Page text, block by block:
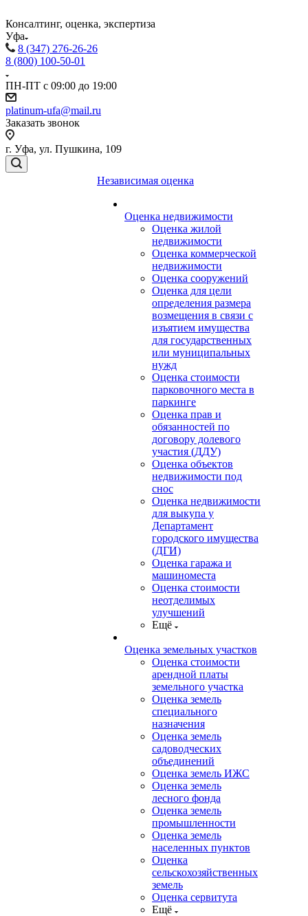
Консалтинг, оценка, экспертиза
Уфа
8 (347) 276-26-26
8 (800) 100-50-01
ПН-ПТ с 09:00 до 19:00
platinum-ufa@mail.ru
Заказать звонок
г. Уфа, ул. Пушкина, 109
Независимая оценка
Оценка недвижимости
Оценка жилой
недвижимости
Оценка коммерческой
недвижимости
Оценка сооружений
Оценка для цели
определения размера
возмещения в связи с
изъятием имущества
для государственных
или муниципальных
нужд
Оценка стоимости
парковочного места в
паркинге
Оценка прав и
обязанностей по
договору долевого
участия (ДДУ)
Оценка объектов
недвижимости под
снос
Оценка недвижимости
для выкупа у
Департамент
городского имущества
(ДГИ)
Оценка гаража и
машиноместа
Оценка стоимости
неотделимых
улучшений
Ещё
Оценка земельных участков
Оценка стоимости
арендной платы
земельного участка
Оценка земель
специального
назначения
Оценка земель
садоводческих
объединений
Оценка земель ИЖС
Оценка земель
лесного фонда
Оценка земель
промышленности
Оценка земель
населенных пунктов
Оценка
сельскохозяйственных
земель
Оценка сервитута
Ещё